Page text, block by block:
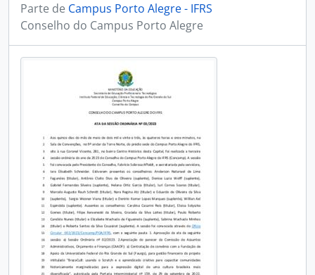
Parte de Campus Porto Alegre - IFRS
Conselho do Campus Porto Alegre